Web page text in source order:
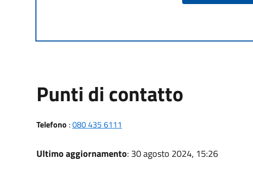
Punti di contatto
Telefono :080 435 6111
Ultimo aggiornamento: 30 agosto 2024, 15:26